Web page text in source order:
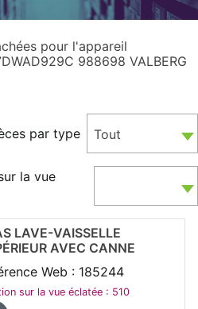
pour l'appareil
988698 VALBERG
par type Tout
la vue
LAVE-VAISSELLE
AVEC CANNE
Web : 185244
sur la vue éclatée : 510